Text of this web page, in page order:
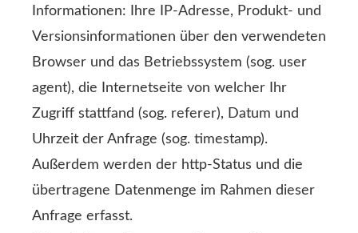
Informationen: Ihre IP-Adresse, Produkt- und
Versionsinformationen über den verwendeten
Browser und das Betriebssystem (sog. user
agent), die Internetseite von welcher Ihr
Zugriff stattfand (sog. referer), Datum und
Uhrzeit der Anfrage (sog. timestamp).
Außerdem werden der http-Status und die
übertragene Datenmenge im Rahmen dieser
Anfrage erfasst.